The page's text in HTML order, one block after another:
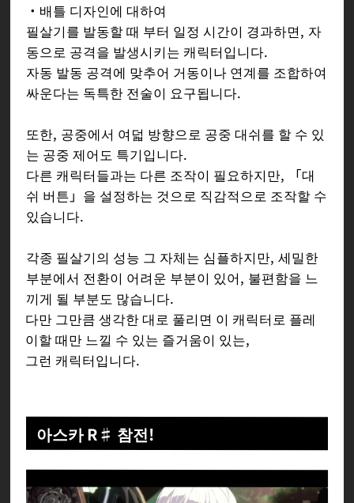
・배틀 디자인에 대하여
필살기를 발동할 때 부터 일정 시간이 경과하면, 자
동으로 공격을 발생시키는 캐릭터입니다.
자동 발동 공격에 맞추어 거동이나 연계를 조합하여
싸운다는 독특한 전술이 요구됩니다.
또한, 공중에서 여덟 방향으로 공중 대쉬를 할 수 있
는 공중 제어도 특기입니다.
다른 캐릭터들과는 다른 조작이 필요하지만, 「대
쉬 버튼」을 설정하는 것으로 직감적으로 조작할 수
있습니다.
각종 필살기의 성능 그 자체는 심플하지만, 세밀한
부분에서 전환이 어려운 부분이 있어, 불편함을 느
끼게 될 부분도 많습니다.
다만 그만큼 생각한 대로 풀리면 이 캐릭터로 플레
이할 때만 느낄 수 있는 즐거움이 있는,
그런 캐릭터입니다.
아스카 R♯ 참전!